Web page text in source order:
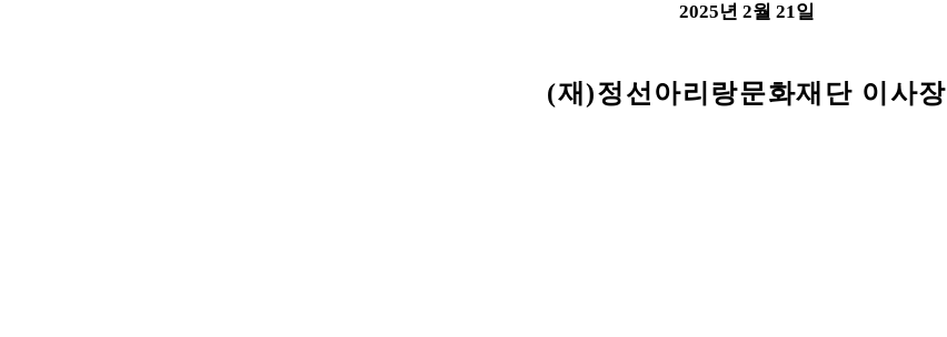
2025년 2월 21일
(재)정선아리랑문화재단 이사장